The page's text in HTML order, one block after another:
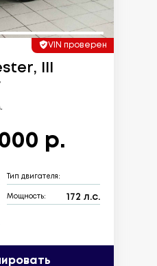
VIN проверен
III
р.
Тип двигателя:
Мощность: 172 л.с.